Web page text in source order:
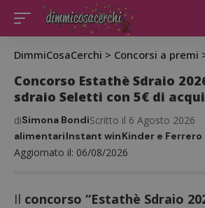
DimmiCosaCerchi > Concorsi a premi
Concorso Estathè Sdraio
sdraio Seletti con 5€ di
Aggiornato il: 06/08/2026
diSimona BondiScritto il 6 Agosto 2026
alimentariInstant winKinder e Ferrero
Il concorso “Estathè Sdraio